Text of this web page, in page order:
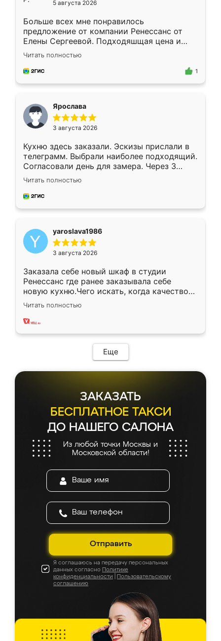
5 августа 2026
Больше всех мне понравилось
предложение от компании Ренессанс от
Елены Сергеевой. Подходяшщая цена и
короткие сроки изготовления. Приехавший
для замера сотрудник Владислав
предложил по моему эскизу самый
Читать полностью
1
Ярослава
3 августа 2026
Кухню здесь заказали. Эскизы прислали в
телеграмм. Выбрали наиболее подходящий.
Согласовали день для замера. Через 3
недели кухня была уже готова. Остались
довольны работой. Спасибо Ренессанс
мебель за качественную работу!
Читать полностью
yaroslava1986
3 августа 2026
Заказала себе новый шкаф в студии
Ренессанс где ранее заказывала себе
новую кухню.Чего искать, когда качеством
вполне довольна. Служит кухня уже почти
два года, нареканий нет.
Читать полностью
Еще
ЗАКАЗАТЬ
БЕСПЛАТНОЕ ТАКСИ
ДО НАШЕГО САЛОНА
Из любой точки Москвы и
Московской области!
Отправить
Я соглашаюсь на передачу персональных
данных согласно Политике
конфиденциальности
Пользовательскому
соглашению